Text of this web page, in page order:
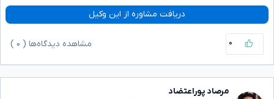
دریافت مشاوره از این وکیل
۰ مشاهده دیدگاه‌ها ( ۰
مرصاد پوراعتضاد